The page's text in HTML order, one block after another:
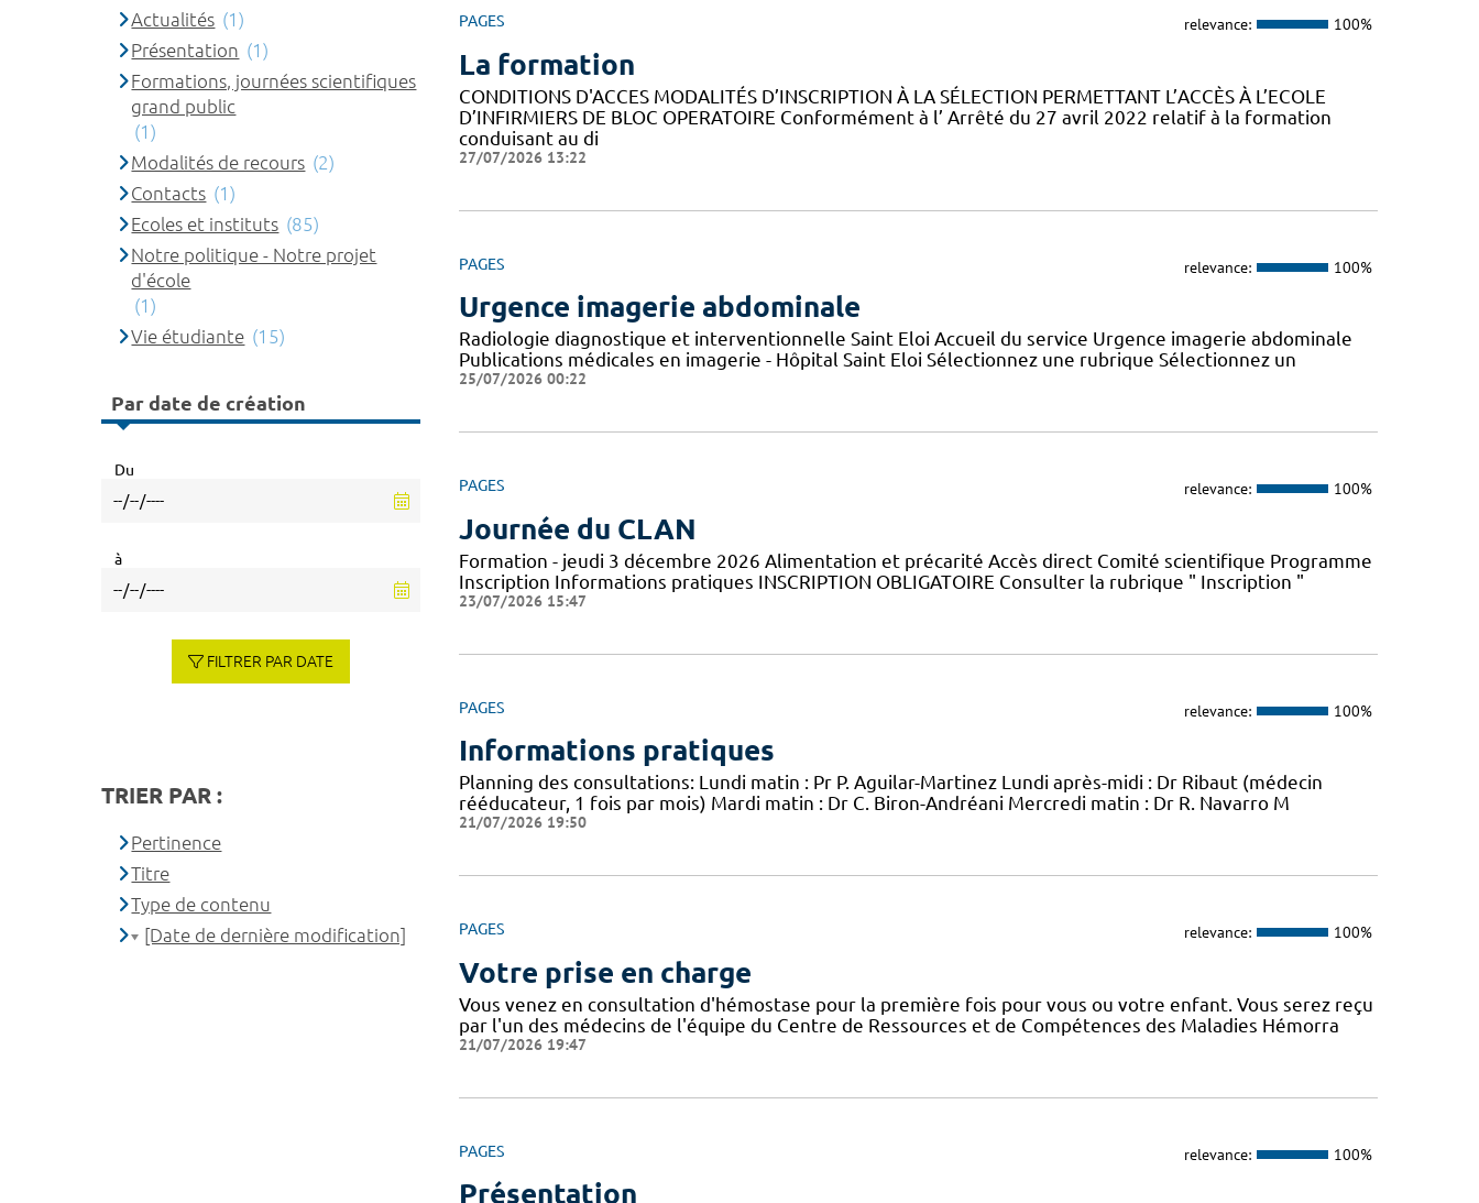
PAGES relevance: 100%
La formation
CONDITIONS D'ACCES MODALITÉS D’INSCRIPTION À LA SÉLECTION PERMETTANT L’ACCÈS À L’ECOLE
D’INFIRMIERS DE BLOC OPERATOIRE Conformément à l’ Arrêté du 27 avril 2022 relatif à la formation
conduisant au di
27/07/2026 13:22
PAGES relevance: 100%
Urgence imagerie abdominale
Radiologie diagnostique et interventionnelle Saint Eloi Accueil du service Urgence imagerie abdominale
Publications médicales en imagerie - Hôpital Saint Eloi Sélectionnez une rubrique Sélectionnez un
25/07/2026 00:22
PAGES relevance: 100%
Journée du CLAN
Formation - jeudi 3 décembre 2026 Alimentation et précarité Accès direct Comité scientifique Programme
Inscription Informations pratiques ​INSCRIPTION OBLIGATOIRE Consulter la rubrique " Inscription "
23/07/2026 15:47
PAGES relevance: 100%
Informations pratiques
Planning des consultations: Lundi matin : Pr P. Aguilar-Martinez Lundi après-midi : Dr Ribaut (médecin
rééducateur, 1 fois par mois) Mardi matin : Dr C. Biron-Andréani Mercredi matin : Dr R. Navarro M
21/07/2026 19:50
PAGES relevance: 100%
Votre prise en charge
Vous venez en consultation d'hémostase pour la première fois pour vous ou votre enfant. Vous serez reçu
par l'un des médecins de l'équipe du Centre de Ressources et de Compétences des Maladies Hémorra
21/07/2026 19:47
PAGES relevance: 100%
Présentation
Actualités (1)
Présentation (1)
Formations, journées scientifiques
grand public
(1)
Modalités de recours (2)
Contacts (1)
Ecoles et instituts (85)
Notre politique - Notre projet
d'école
(1)
Vie étudiante (15)
Par date de création
Du
à
FILTRER PAR DATE
TRIER PAR :
Pertinence
Titre
Type de contenu
[Date de dernière modification]